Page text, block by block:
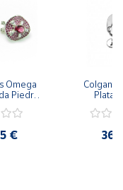
Omega
Piedras
€
Plata